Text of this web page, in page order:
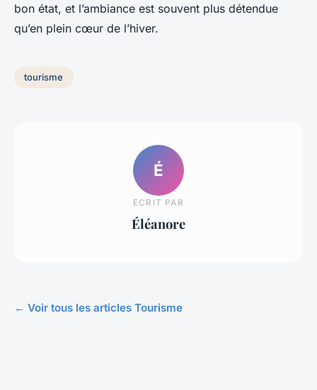
bon état, et l’ambiance est souvent plus détendue
qu’en plein cœur de l’hiver.
tourisme
É
ECRIT PAR
Éléanore
← Voir tous les articles Tourisme